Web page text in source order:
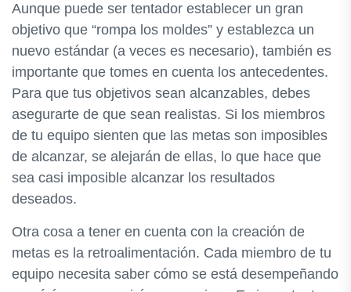
Aunque puede ser tentador establecer un gran
objetivo que “rompa los moldes” y establezca un
nuevo estándar (a veces es necesario), también es
importante que tomes en cuenta los antecedentes.
Para que tus objetivos sean alcanzables, debes
asegurarte de que sean realistas. Si los miembros
de tu equipo sienten que las metas son imposibles
de alcanzar, se alejarán de ellas, lo que hace que
sea casi imposible alcanzar los resultados
deseados.
Otra cosa a tener en cuenta con la creación de
metas es la retroalimentación. Cada miembro de tu
equipo necesita saber cómo se está desempeñando